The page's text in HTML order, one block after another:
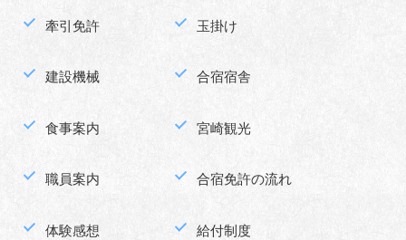
牽引免許 玉掛け
建設機械 合宿宿舎
食事案内 宮崎観光
職員案内 合宿免許の流れ
体験感想 給付制度